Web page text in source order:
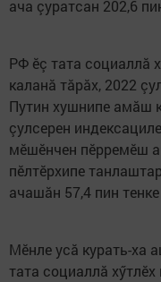
ача çуратсан 202,6
РФ ӗç тата социаллă
каланă тăрăх, 2022
Путин хушнипе амăш
çулсерен
мӗшӗнчен пӗрремӗш
пӗлтӗрхипе
ачашăн 57,4 пин тенке
Мӗнле усă курать-ха
тата социаллă